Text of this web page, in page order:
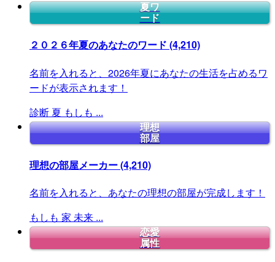
夏ワ
ード
２０２６年夏のあなたのワード (4,210)
名前を入れると、2026年夏にあなたの生活を占めるワ
ードが表示されます！
診断 夏 もしも ...
理想
部屋
理想の部屋メーカー(4,210)
名前を入れると、あなたの理想の部屋が完成します！
もしも 家 未来 ...
恋愛
属性